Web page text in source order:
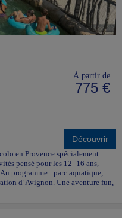
À partir de
775 €
Découvrir
en Provence spécialement
pensé pour les 12–16 ans,
programme : parc aquatique,
d’Avignon. Une aventure fun,